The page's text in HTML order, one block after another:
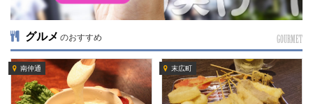
グルメ のおすすめ GOURMET
南仲通 末広町